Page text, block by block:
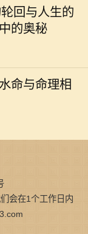
回与人生的
的奥秘
生命中的重大转
生方向的重要决
命与命理相
中，甲申日井泉
璨明珠。它所象
得它在众多命格
影响力。命理学
会在1个工作日内